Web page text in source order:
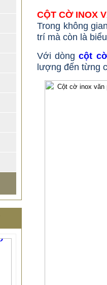
CỘT CỜ INOX
Trong không
trí mà còn là
Với dòngcột
lượng đến từng